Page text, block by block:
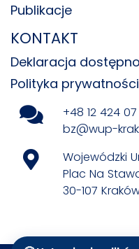
Publikacje
KONTAKT
Deklaracja
Polityka prywatności
+48 12 424 07
bz@wup-
Wojewódzki
Plac Na
30-107